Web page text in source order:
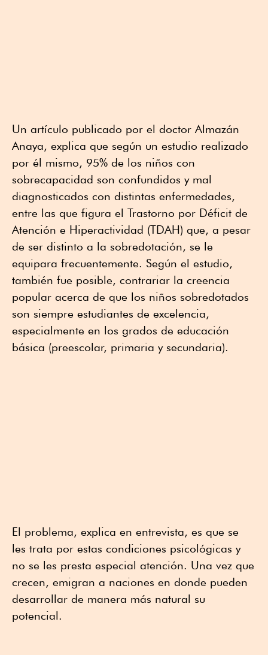
Un artículo publicado por el doctor Almazán
Anaya, explica que según un estudio realizado
por él mismo, 95% de los niños con
sobrecapacidad son confundidos y mal
diagnosticados con distintas enfermedades,
entre las que figura el Trastorno por Déficit de
Atención e Hiperactividad (TDAH) que, a pesar
de ser distinto a la sobredotación, se le
equipara frecuentemente. Según el estudio,
también fue posible, contrariar la creencia
popular acerca de que los niños sobredotados
son siempre estudiantes de excelencia,
especialmente en los grados de educación
básica (preescolar, primaria y secundaria).
El problema, explica en entrevista, es que se
les trata por estas condiciones psicológicas y
no se les presta especial atención. Una vez que
crecen, emigran a naciones en donde pueden
desarrollar de manera más natural su
potencial.